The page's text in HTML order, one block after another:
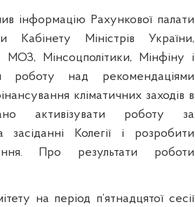
інформацію Рахункової палати
Міністрів України,
МОЗ, Мінсоцполітики, Мінфіну і
роботу над рекомендаціями
кліматичних заходів в
активізувати роботу за
Колегії і розробити
Про результати роботи
на період п’ятнадцятої сесії